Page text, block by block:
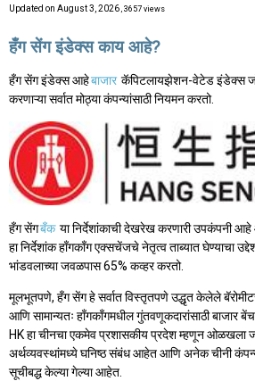
Updated on August 3, 2026 , 3657 views
हँग सेंग इंडेक्स काय आहे?
हँग सेंग इंडेक्स आहेबाजार कॅपिटलायझेशन-वेटेड इंडेक्स जो
करणाऱ्या सर्वात मोठ्या कंपन्यांसाठी नियमन करतो.
हँग सेंगबँक या निर्देशांकाची देखरेख करणारी उपकंपनी
हा निर्देशांक हाँगकाँग एक्सचेंजचे नेतृत्व ताब्यात घेण्याचा
भांडवलाच्या जवळपास 65% कव्हर करतो.
मूलभूतपणे, हँग सेंग हे सर्वात विस्तृतपणे उद्धृत केलेले
आणि सामान्यतः हाँगकाँगमधील गुंतवणूकदारांसाठी बाजार
HK हा चीनचा एकमेव प्रशासकीय प्रदेश म्हणून ओळखला
अर्थव्यवस्थांमध्ये घनिष्ठ संबंध आहेत आणि अनेक चीनी
सूचीबद्ध केल्या गेल्या आहेत.